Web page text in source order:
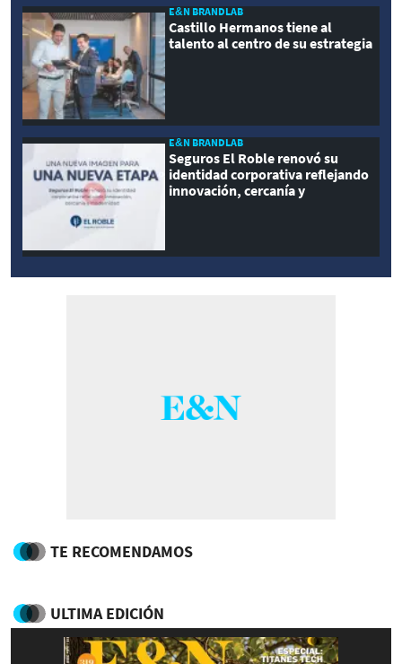
E&N BRANDLAB
Castillo Hermanos tiene al
talento al centro de su estrategia
E&N BRANDLAB
Seguros El Roble renovó su
identidad corporativa reflejando
innovación, cercanía y
TE RECOMENDAMOS
ULTIMA EDICIÓN